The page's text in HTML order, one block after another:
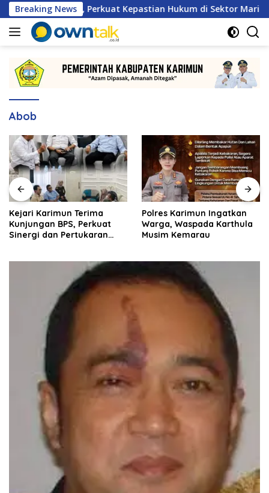
Langsung
ke
konten
Breaking News
Sama, Perkuat Kepastian Hukum di Sektor Maritim
Abob
Kejari Karimun Terima
Kunjungan BPS, Perkuat
Sinergi dan Pertukaran
Polres Karimun Ingatkan
Warga, Waspada Karthula
Musim Kemarau